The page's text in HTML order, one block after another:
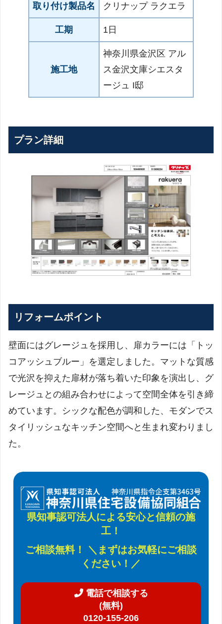
取り付け製品名 クリナップ ラクエラ
工期 1日
施工地
神奈川県金沢区 アル
ス金沢文庫シエスタ
ージュ I邸
プラン詳細
リフォームポイント
壁面にはグレージュを採用し、扉カラーには「トッ
コアッシュブルー」を選定しました。マットな質感
で光沢を抑えた扉材が落ち着いた印象を演出し、グ
レージュとの組み合わせによって空間全体を引き締
めています。シックな配色が調和した、モダンでス
タイリッシュなキッチン空間へと生まれ変わりまし
た。
県知事認可法人による安心と信頼の施
工！
ご相談無料！ ＼まずはお気軽にご相談
ください！／
電話で相談する
(無料)
0120-155-206